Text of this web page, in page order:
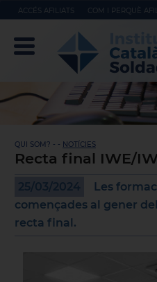
ACCÉS AFILIATS COM I PERQUÈ
QUI SOM? - - NOTÍCIES
Recta final IWE/
25/03/2024
Les
començades al gener
recta final.